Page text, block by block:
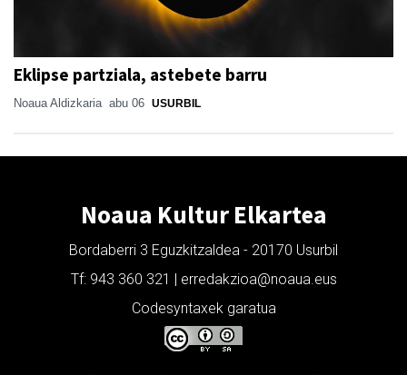
Eklipse partziala, astebete barru
Noaua Aldizkaria abu 06 USURBIL
Noaua Kultur Elkartea
Bordaberri 3 Eguzkitzaldea - 20170 Usurbil
Tf: 943 360 321 | erredakzioa@noaua.eus
Codesyntaxek garatua